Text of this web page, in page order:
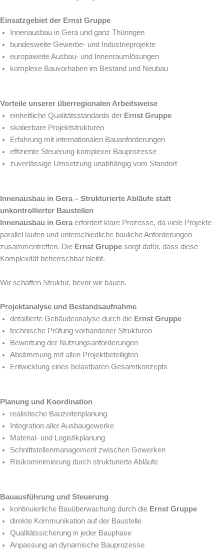
Einsatzgebiet der Ernst Gruppe
Innenausbau in Gera und ganz Thüringen
bundesweite Gewerbe- und Industrieprojekte
europaweite Ausbau- und Innenraumlösungen
komplexe Bauvorhaben im Bestand und Neubau
Vorteile unserer überregionalen Arbeitsweise
einheitliche Qualitätsstandards der Ernst Gruppe
skalierbare Projektstrukturen
Erfahrung mit internationalen Bauanforderungen
effiziente Steuerung komplexer Bauprozesse
zuverlässige Umsetzung unabhängig vom Standort
Innenausbau in Gera – Strukturierte Abläufe statt
unkontrollierter Baustellen
Innenausbau in Gera erfordert klare Prozesse, da viele Projekte
parallel laufen und unterschiedliche bauliche Anforderungen
zusammentreffen. Die Ernst Gruppe sorgt dafür, dass diese
Komplexität beherrschbar bleibt.
Wir schaffen Struktur, bevor wir bauen.
Projektanalyse und Bestandsaufnahme
detaillierte Gebäudeanalyse durch die Ernst Gruppe
technische Prüfung vorhandener Strukturen
Bewertung der Nutzungsanforderungen
Abstimmung mit allen Projektbeteiligten
Entwicklung eines belastbaren Gesamtkonzepts
Planung und Koordination
realistische Bauzeitenplanung
Integration aller Ausbaugewerke
Material- und Logistikplanung
Schnittstellenmanagement zwischen Gewerken
Risikominimierung durch strukturierte Abläufe
Bauausführung und Steuerung
kontinuierliche Bauüberwachung durch die Ernst Gruppe
direkte Kommunikation auf der Baustelle
Qualitätssicherung in jeder Bauphase
Anpassung an dynamische Bauprozesse